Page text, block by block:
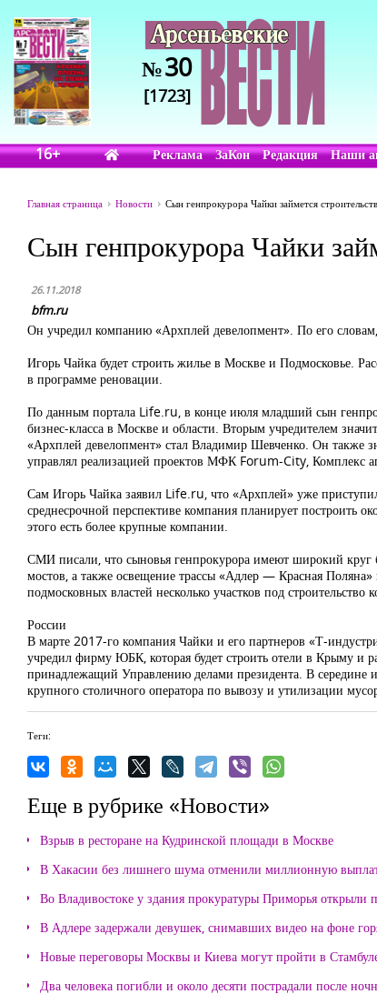
№30
[1723]
16+ Реклама ЗаКон Редакция Наши
Главная страница Новости Сын генпрокурора Чайки займется
Сын генпрокурора Чайки
26.11.2018
bfm.ru
Он учредил компанию «Архплей девелопмент». По его
Игорь Чайка будет строить жилье в Москве и Подмосковье.
в программе реновации.
По данным портала Life.ru, в конце июля младший сын
бизнес-класса в Москве и области. Вторым учредителем
«Архплей девелопмент» стал Владимир Шевченко. Он также
управлял реализацией проектов МФК Forum-City, Комплекс
Сам Игорь Чайка заявил Life.ru, что «Архплей» уже
среднесрочной перспективе компания планирует построить
этого есть более крупные компании.
СМИ писали, что сыновья генпрокурора имеют широкий
мостов, а также освещение трассы «Адлер — Красная
подмосковных властей несколько участков под
России
В марте 2017-го компания Чайки и его партнеров «Т-
учредил фирму ЮБК, которая будет строить отели в Крыму и
принадлежащий Управлению делами президента. В середине
крупного столичного оператора по вывозу и утилизации
Теги:
Еще в рубрике «Новости»
Взрыв в ресторане на Кудринской площади в Москве
В Хакасии без лишнего шума отменили миллионную
Во Владивостоке у здания прокуратуры Приморья
В Адлере задержали девушек, снимавших видео на фоне
Новые переговоры Москвы и Киева могут пройти в
Два человека погибли и около десяти пострадали после